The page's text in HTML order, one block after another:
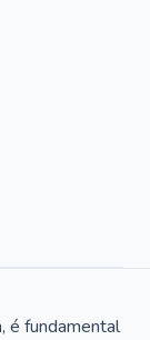
é fundamental